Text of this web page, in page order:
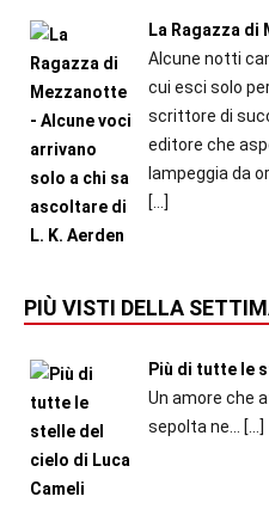
La Ragazza di
Alcune notti
cui esci solo
scrittore di
editore che
lampeggia da
[…]
PIÙ VISTI DELLA
Più di tutte le
Un amore che
sepolta ne...
[…]